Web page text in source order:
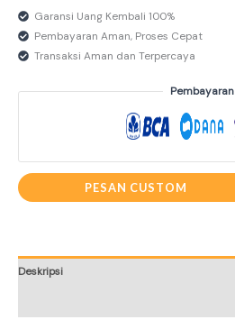
Garansi Uang Kembali 100%
Pembayaran Aman, Proses Cepat
Transaksi Aman dan Terpercaya
Pembayaran
PESAN CUSTOM
Deskripsi